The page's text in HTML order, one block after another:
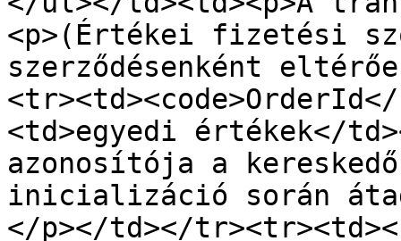
<p>(Értékei fizetési
szerződésenként
<td>egyedi értékek</
azonosítója a kereskedő
inicializáció során
</p></td></